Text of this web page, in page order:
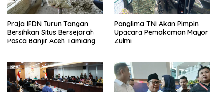
Praja IPDN Turun Tangan
Bersihkan Situs Bersejarah
Pasca Banjir Aceh Tamiang
Panglima TNI Akan Pimpin
Upacara Pemakaman Mayor
Zulmi